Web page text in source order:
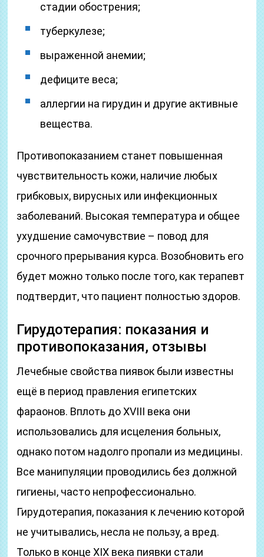
стадии обострения;
туберкулезе;
выраженной анемии;
дефиците веса;
аллергии на гирудин и другие активные
вещества.
Противопоказанием станет повышенная
чувствительность кожи, наличие любых
грибковых, вирусных или инфекционных
заболеваний. Высокая температура и общее
ухудшение самочувствие – повод для
срочного прерывания курса. Возобновить его
будет можно только после того, как терапевт
подтвердит, что пациент полностью здоров.
Гирудотерапия: показания и
противопоказания, отзывы
Лечебные свойства пиявок были известны
ещё в период правления египетских
фараонов. Вплоть до XVIII века они
использовались для исцеления больных,
однако потом надолго пропали из медицины.
Все манипуляции проводились без должной
гигиены, часто непрофессионально.
Гирудотерапия, показания к лечению которой
не учитывались, несла не пользу, а вред.
Только в конце XIX века пиявки стали